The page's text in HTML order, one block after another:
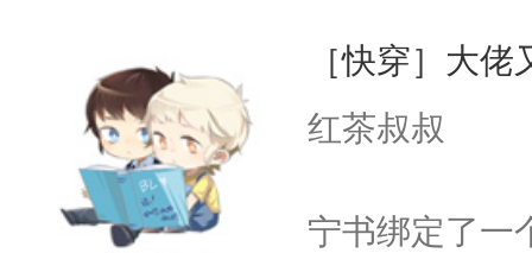
［快穿］大
红茶叔叔
宁书绑定了一